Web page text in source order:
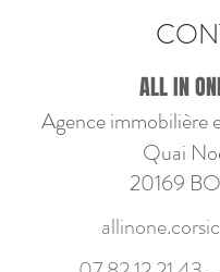
ALL IN
Agence immobilière
Quai
20169